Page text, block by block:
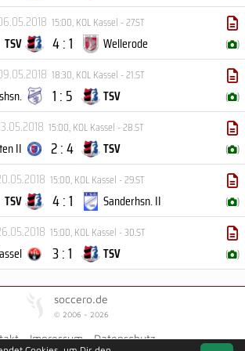
15:00,KOL Kassel - 27.ST
TSV 4 : 1 Wellerode ( )
18:30,KOL Kassel - 21.ST
1 : 5 TSV ( )
15:00,KOL Kassel - 28.ST
II 2 : 4 TSV ( )
15:00,KOL Kassel - 29.ST
TSV 4 : 1 Sanderhsn. II ( )
15:00,KOL Kassel - 30.ST
3 : 1 TSV ( )
soccero.de
© 2006 - 2026
Impressum
Datenschutz